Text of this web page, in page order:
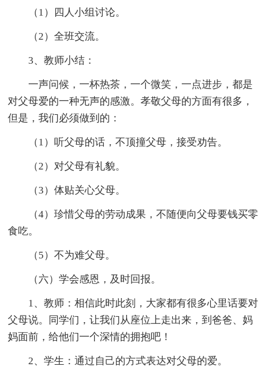
（1）四人小组讨论。
（2）全班交流。
3、教师小结：
一声问候，一杯热茶，一个微笑，一点进步，都是
对父母爱的一种无声的感激。孝敬父母的方面有很多，
但是，我们必须做到的：
（1）听父母的话，不顶撞父母，接受劝告。
（2）对父母有礼貌。
（3）体贴关心父母。
（4）珍惜父母的劳动成果，不随便向父母要钱买零
食吃。
（5）不为难父母。
（六）学会感恩，及时回报。
1、教师：相信此时此刻，大家都有很多心里话要对
父母说。同学们，让我们从座位上走出来，到爸爸、妈
妈面前，给他们一个深情的拥抱吧！
2、学生：通过自己的方式表达对父母的爱。